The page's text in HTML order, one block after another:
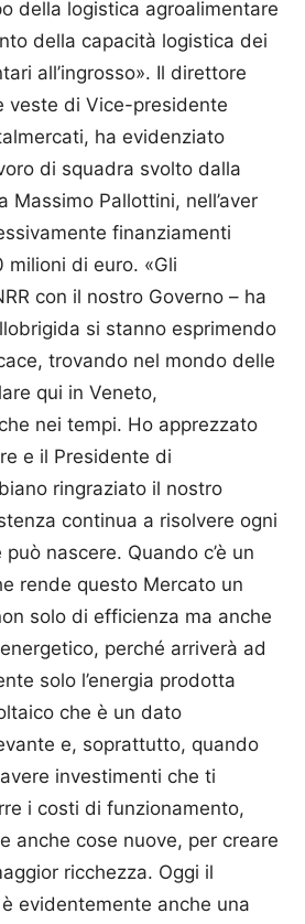
della logistica agroalimentare
della capacità logistica dei
all’ingrosso». Il direttore
veste di Vice-presidente
ha evidenziato
di squadra svolto dalla
Massimo Pallottini, nell’aver
finanziamenti
milioni di euro. «Gli
con il nostro Governo – ha
si stanno esprimendo
trovando nel mondo delle
qui in Veneto,
nei tempi. Ho apprezzato
e il Presidente di
ringraziato il nostro
continua a risolvere ogni
nascere. Quando c’è un
rende questo Mercato un
solo di efficienza ma anche
perché arriverà ad
solo l’energia prodotta
che è un dato
e, soprattutto, quando
investimenti che ti
i costi di funzionamento,
anche cose nuove, per creare
ricchezza. Oggi il
evidentemente anche una